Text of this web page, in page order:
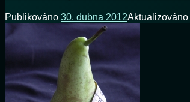
Publikováno 30. dubna 2012Aktualizováno